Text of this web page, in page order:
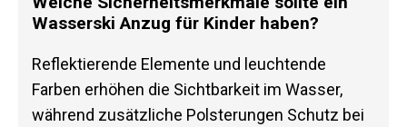
Wasserski Anzug für Kinder haben?
Reflektierende Elemente und leuchtende
Farben erhöhen die Sichtbarkeit im Wasser,
während zusätzliche Polsterungen Schutz bei